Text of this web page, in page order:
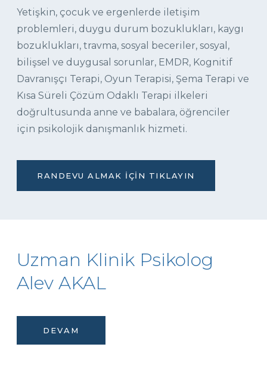
Yetişkin, çocuk ve ergenlerde iletişim
problemleri, duygu durum bozuklukları, kaygı
bozuklukları, travma, sosyal beceriler, sosyal,
bilişsel ve duygusal sorunlar, EMDR, Kognitif
Davranışçı Terapi, Oyun Terapisi, Şema Terapi ve
Kısa Süreli Çözüm Odaklı Terapi ilkeleri
doğrultusunda anne ve babalara, öğrenciler
için psikolojik danışmanlık hizmeti.
RANDEVU ALMAK İÇIN TIKLAYIN
Uzman Klinik Psikolog
Alev AKAL
DEVAM